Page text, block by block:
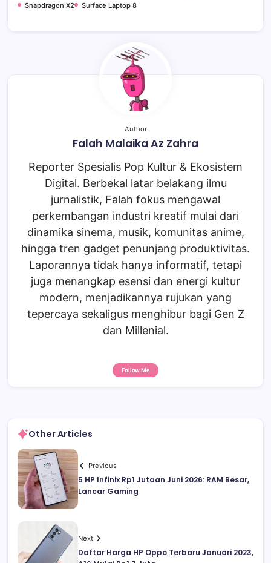
Snapdragon X2
Surface Laptop 8
Author
Falah Malaika Az Zahra
Reporter Spesialis Pop Kultur & Ekosistem
Digital. Berbekal latar belakang ilmu
jurnalistik, Falah fokus mengawal
perkembangan industri kreatif mulai dari
dinamika sinema, musik, komunitas anime,
hingga tren gadget penunjang produktivitas.
Laporannya tidak hanya informatif, tetapi
juga menangkap esensi dan energi kultur
modern, menjadikannya rujukan yang
tepercaya sekaligus menghibur bagi Gen Z
dan Millenial.
Follow Me
Other Articles
Previous
5 HP Infinix Rp1 Jutaan Juni 2026: RAM Besar,
Lancar Gaming
Next
Daftar Harga HP Oppo Terbaru Januari 2023,